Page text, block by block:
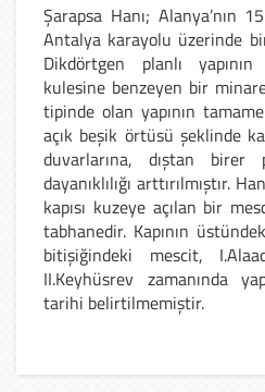
Şarapsa Hanı; Alanya’nın
Antalya karayolu üzerinde
Dikdörtgen planlı
kulesine benzeyen bir
tipinde olan yapının
açık beşik örtüsü şeklinde
duvarlarına, dıştan birer
dayanıklılığı arttırılmıştır.
kapısı kuzeye açılan bir
tabhanedir. Kapının
bitişiğindeki mescit,
II.Keyhüsrev zamanında
tarihi belirtilmemiştir.